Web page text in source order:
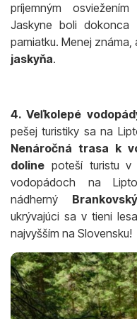
príjemným
Jaskyne boli dokonca
pamiatku. Menej známa,
jaskyňa.
4. Veľkolepé
pešej turistiky sa na
Nenáročná trasa k
doline poteší turistu v
vodopádoch na
nádherný
ukrývajúci sa v tieni
najvyšším na Slovensku!